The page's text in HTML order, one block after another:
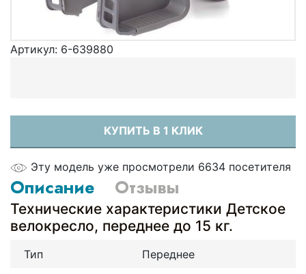
Артикул: 6-639880
КУПИТЬ В 1 КЛИК
Эту модель уже просмотрели 6634 посетителя
Описание Отзывы
Технические характеристики Детское
велокресло, переднее до 15 кг.
Тип
Переднее